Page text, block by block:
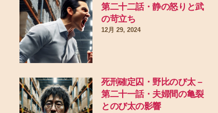
第二十二話・静の怒りと武
の苛立ち
12月 29, 2024
死刑確定囚・野比のび太 –
第二十一話・夫婦間の亀裂
とのび太の影響